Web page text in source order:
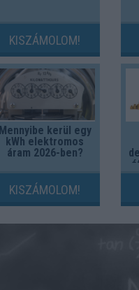
KISZÁMOLOM!
Mennyibe kerül egy
kWh elektromos
áram 2026-ben?
KISZÁMOLOM!